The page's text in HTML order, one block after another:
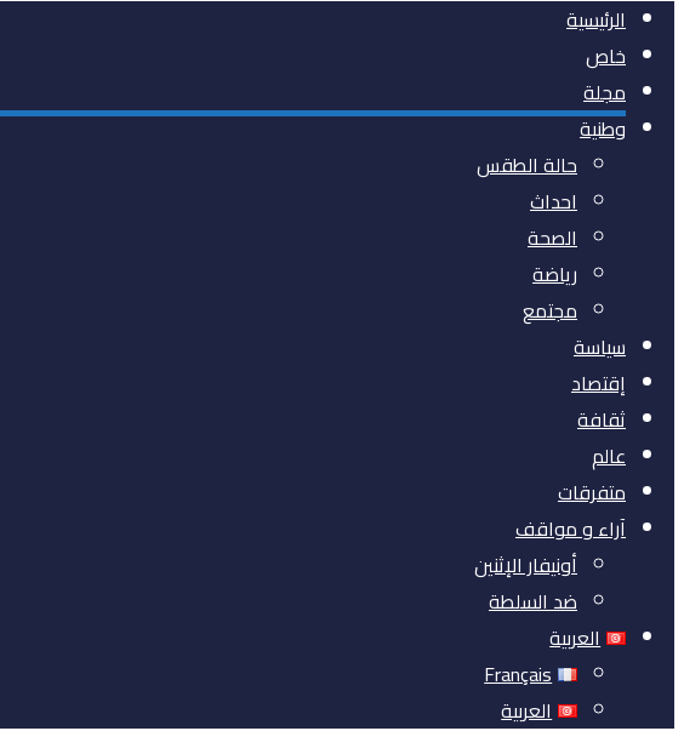
الرئيسية
خاص
مجلة
وطنية
حالة الطقس
احداث
الصحة
رياضة
مجتمع
سياسة
إقتصاد
ثقافة
عالم
متفرقات
آراء و مواقف
أونيفار الإثنين
ضد السلطة
العربية
Français
العربية